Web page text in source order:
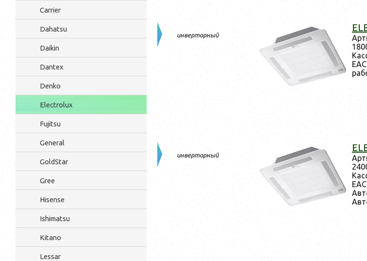
Carrier
Dahatsu
Daikin
Dantex
Denko
Electrolux
Fujitsu
General
GoldStar
Gree
Hisense
Ishimatsu
Kitano
Lessar
инверторный
инверторный